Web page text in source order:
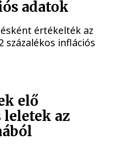
adatok
értékelték az
százalékos inflációs
elő
az